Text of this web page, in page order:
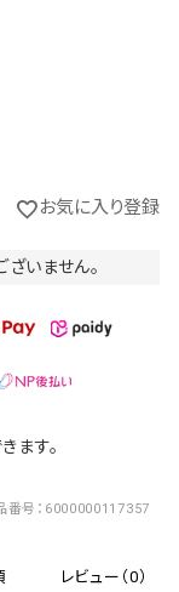
お気に入り登録
いません。
ます。
番号 6000000117357
レビュー（0）